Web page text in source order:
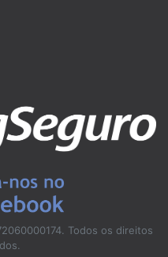
Todos os direitos